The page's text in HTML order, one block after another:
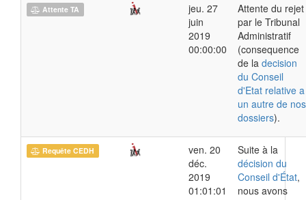
Attente TA
jeu. 27
juin
2019
00:00:00
Attente du rejet
par le Tribunal
Administratif
(consequence
de la decision
du Conseil
d'Etat relative a
un autre de nos
dossiers).
Requête CEDH
ven. 20
déc.
2019
01:01:01
Suite à la
décision du
Conseil d'État,
nous avons